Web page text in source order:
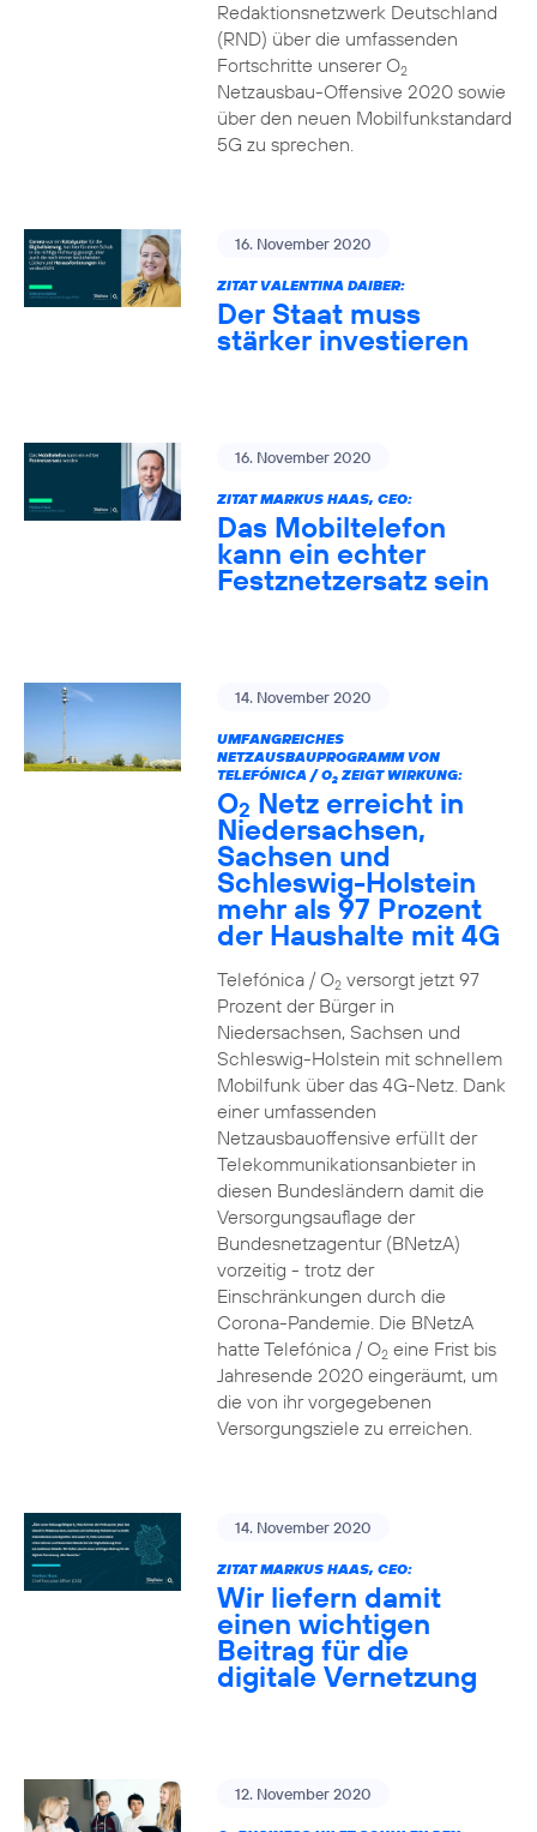
Redaktionsnetzwerk Deutschland
(RND) über die umfassenden
Fortschritte unserer O2
Netzausbau-Offensive 2020 sowie
über den neuen Mobilfunkstandard
5G zu sprechen.
16. November 2020
ZITAT VALENTINA DAIBER:
Der Staat muss
stärker investieren
16. November 2020
ZITAT MARKUS HAAS, CEO:
Das Mobiltelefon
kann ein echter
Festznetzersatz sein
14. November 2020
UMFANGREICHES
NETZAUSBAUPROGRAMM VON
TELEFÓNICA / O2ZEIGT WIRKUNG:
O2 Netz erreicht in
Niedersachsen,
Sachsen und
Schleswig-Holstein
mehr als 97 Prozent
der Haushalte mit 4G
Telefónica / O2versorgt jetzt 97
Prozent der Bürger in
Niedersachsen, Sachsen und
Schleswig-Holstein mit schnellem
Mobilfunk über das 4G-Netz. Dank
einer umfassenden
Netzausbauoffensive erfüllt der
Telekommunikationsanbieter in
diesen Bundesländern damit die
Versorgungsauflage der
Bundesnetzagentur (BNetzA)
vorzeitig - trotz der
Einschränkungen durch die
Corona-Pandemie. Die BNetzA
hatte Telefónica / O2eine Frist bis
Jahresende 2020 eingeräumt, um
die von ihr vorgegebenen
Versorgungsziele zu erreichen.
14. November 2020
ZITAT MARKUS HAAS, CEO:
Wir liefern damit
einen wichtigen
Beitrag für die
digitale Vernetzung
12. November 2020